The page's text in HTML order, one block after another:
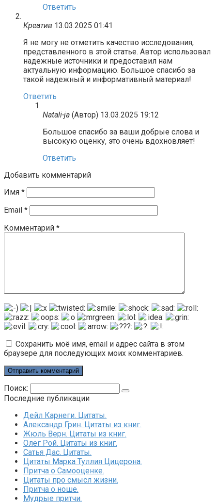
Ответить
Креатив 13.03.2025 01:41
Я не могу не отметить качество исследования,
представленного в этой статье. Автор использовал
надежные источники и предоставил нам
актуальную информацию. Большое спасибо за
такой надежный и информативный материал!
Ответить
Natali-ja (Автор) 13.03.2025 19:12
Большое спасибо за ваши добрые слова и
высокую оценку, это очень вдохновляет!
Ответить
Добавить комментарий
Имя *
Email *
Комментарий *
Сохранить моё имя, email и адрес сайта в этом
браузере для последующих моих комментариев.
Поиск:
Последние публикации
Дейл Карнеги. Цитаты.
Александр Грин. Цитаты из книг.
Жюль Верн. Цитаты из книг.
Олег Рой. Цитаты из книг.
Сатья Дас. Цитаты.
Цитаты Марка Туллия Цицерона.
Притча о Самооценке.
Цитаты про смысл жизни.
Притча о ноше.
Мудрые притчи.